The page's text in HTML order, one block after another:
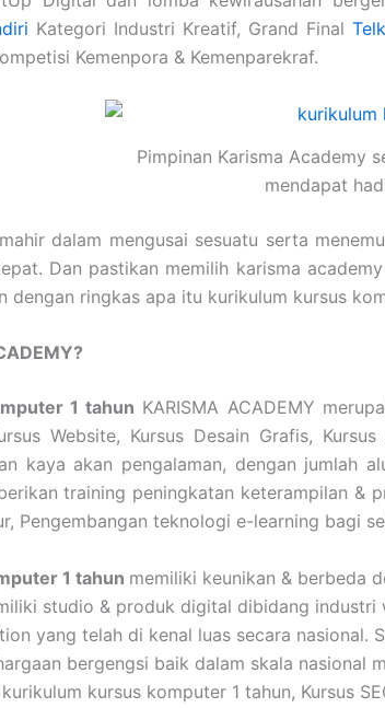
Kategori Industri Kreatif, Grand Final
Kemenpora & Kemenparekraf.
Pimpinan Karisma Academy
mendapat
dalam mengusai sesuatu serta
Dan pastikan memilih karisma
dengan ringkas apa itu kurikulum kursus
1 tahun KARISMA ACADEMY
Website, Kursus Desain Grafis,
kaya akan pengalaman, dengan jumlah
training peningkatan keterampilan &
Pengembangan teknologi e-learning bagi
1 tahun memiliki keunikan & berbeda
studio & produk digital dibidang
yang telah di kenal luas secara nasional.
bergengsi baik dalam skala
kursus komputer 1 tahun, Kursus